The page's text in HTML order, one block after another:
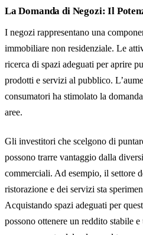
La Domanda di Negozi: Il
I negozi rappresentano una
immobiliare non residenziale. Le
ricerca di spazi adeguati per aprire
prodotti e servizi al pubblico.
consumatori ha stimolato la
aree.
Gli investitori che scelgono di
possono trarre vantaggio dalla
commerciali. Ad esempio, il settore
ristorazione e dei servizi sta
Acquistando spazi adeguati per
possono ottenere un reddito stabile